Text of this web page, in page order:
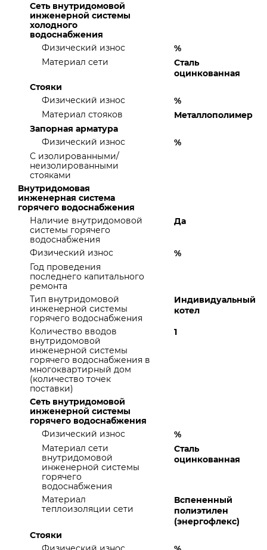
Сеть внутридомовой
инженерной системы
холодного
водоснабжения
Физический износ
%
Материал сети
Сталь
оцинкованная
Стояки
Физический износ
%
Материал стояков
Металлополимер
Запорная арматура
Физический износ
%
С изолированными/
неизолированными
стояками
Внутридомовая
инженерная система
горячего водоснабжения
Наличие внутридомовой
системы горячего
водоснабжения
Да
Физический износ
%
Год проведения
последнего капитального
ремонта
Тип внутридомовой
инженерной системы
горячего водоснабжения
Индивидуальный
котел
Количество вводов
внутридомовой
инженерной системы
горячего водоснабжения в
многоквартирный дом
(количество точек
поставки)
1
Сеть внутридомовой
инженерной системы
горячего водоснабжения
Физический износ
%
Материал сети
внутридомовой
инженерной системы
горячего
водоснабжения
Сталь
оцинкованная
Материал
теплоизоляции сети
Вспененный
полиэтилен
(энергофлекс)
Стояки